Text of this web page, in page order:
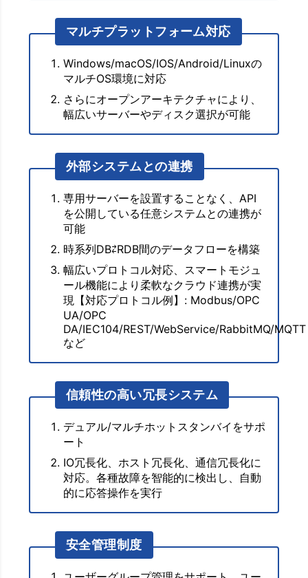
マルチプラットフォーム対応
Windows/macOS/IOS/Android/Linuxの
マルチOS環境に対応
さらにオープンアーキテクチャにより、
幅広いサーバーやディスク選択が可能
外部システムとの連携
専用サーバーを設置することなく、API
を公開している任意システムとの連携が
可能
時系列DB⇄RDB間のデータフローを構築
幅広いプロトコル対応、スマートモジュ
ール機能により柔軟なクラウド連携が実
現【対応プロトコル例】: Modbus/OPC
UA/OPC
DA/IEC104/REST/WebService/RabbitMQ/MQTT
など
信頼性の高い冗長システム
デュアル/マルチホットスタンバイをサポ
ート
IO冗長化、ホスト冗長化、通信冗長化に
対応。各種故障を智能的に検出し、自動
的に応答操作を実行
安全管理制度